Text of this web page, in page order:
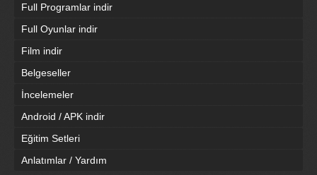
Full Programlar indir
Full Oyunlar indir
Film indir
Belgeseller
İncelemeler
Android / APK indir
Eğitim Setleri
Anlatımlar / Yardım